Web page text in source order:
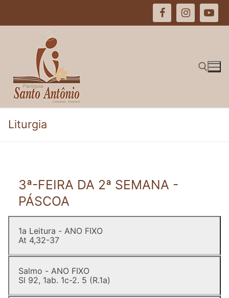
Pesquisar por:
Liturgia
3ª-FEIRA DA 2ª SEMANA -
PÁSCOA
1a Leitura - ANO FIXO
At 4,32-37
Salmo - ANO FIXO
Sl 92, 1ab. 1c-2. 5 (R.1a)